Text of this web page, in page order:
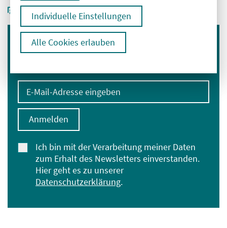
Individuelle Einstellungen
Alle Cookies erlauben
Immer informiert bleiben
E-Mail-Adresse eingeben
Ich bin mit der Verarbeitung meiner Daten
zum Erhalt des Newsletters einverstanden.
Hier geht es zu unserer
Datenschutzerklärung.
Anmelden